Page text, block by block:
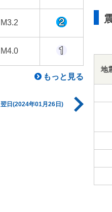
M3.2
M4.0
もっと見る
翌日(2024年01月26日)
地